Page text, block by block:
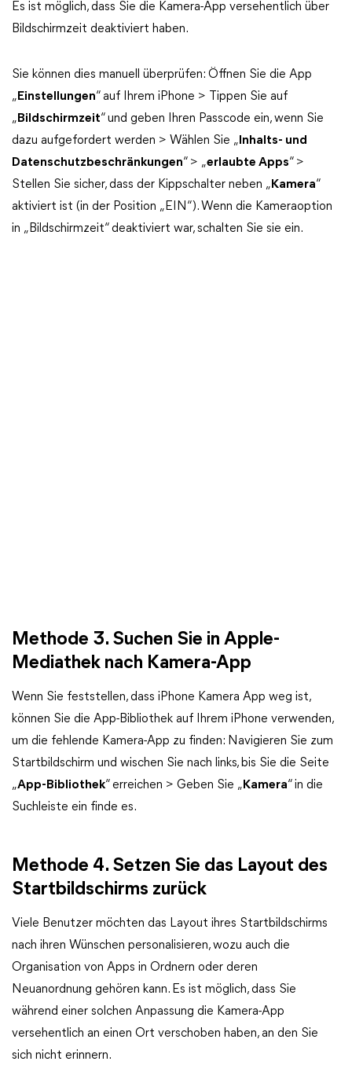
Es ist möglich, dass Sie die Kamera-App versehentlich über
Bildschirmzeit deaktiviert haben.
Sie können dies manuell überprüfen: Öffnen Sie die App
„ Einstellungen“ auf Ihrem iPhone > Tippen Sie auf
„ Bildschirmzeit“ und geben Ihren Passcode ein, wenn Sie
dazu aufgefordert werden > Wählen Sie „ Inhalts- und
Datenschutzbeschränkungen“ > „erlaubte Apps“ >
Stellen Sie sicher, dass der Kippschalter neben „ Kamera“
aktiviert ist (in der Position „EIN“). Wenn die Kameraoption
in „Bildschirmzeit“ deaktiviert war, schalten Sie sie ein.
Methode 3. Suchen Sie in Apple-
Mediathek nach Kamera-App
Wenn Sie feststellen, dass iPhone Kamera App weg ist,
können Sie die App-Bibliothek auf Ihrem iPhone verwenden,
um die fehlende Kamera-App zu finden: Navigieren Sie zum
Startbildschirm und wischen Sie nach links, bis Sie die Seite
„App-Bibliothek“ erreichen > Geben Sie „ Kamera“ in die
Suchleiste ein finde es.
Methode 4. Setzen Sie das Layout des
Startbildschirms zurück
Viele Benutzer möchten das Layout ihres Startbildschirms
nach ihren Wünschen personalisieren, wozu auch die
Organisation von Apps in Ordnern oder deren
Neuanordnung gehören kann. Es ist möglich, dass Sie
während einer solchen Anpassung die Kamera-App
versehentlich an einen Ort verschoben haben, an den Sie
sich nicht erinnern.